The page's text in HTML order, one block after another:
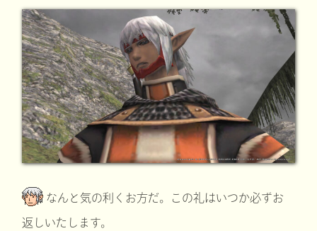
なんと気の利くお方だ。この礼はいつか必ずお
返しいたします。